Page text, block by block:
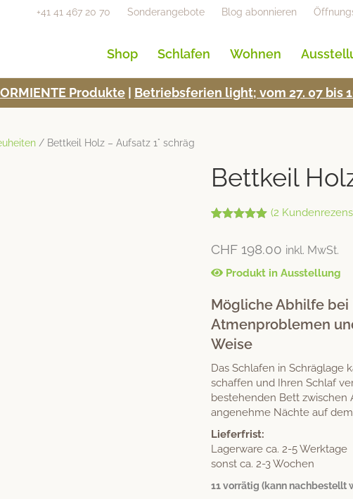
+41 41 467 20 70 Sonderangebote Blog abonnieren
Shop Schlafen Wohnen
Pro­duk­te Betrieb­s­fe­rien light; vom 27. 07 bis
/ Bettkeil Holz – Aufsatz 1° schräg
Bettkeil
basierend
Kundenbew
(2
CHF 198.00 inkl. MwSt.
Produkt in Ausstellung
Mögliche Abhilfe bei
Atmenproblemen
Weise
Das Schlafen in Schräglage
schaffen und Ihren Schlaf
bestehenden Bett zwischen
angenehme Nächte auf
Lieferfrist:
Lagerware ca. 2-5 Werktage
sonst ca. 2-3 Wochen
11 vorrätig (kann nachbestellt